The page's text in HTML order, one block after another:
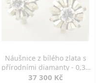
Náušnice z bílého zlata s
přírodními diamanty - 0,30
ct
37 300 Kč